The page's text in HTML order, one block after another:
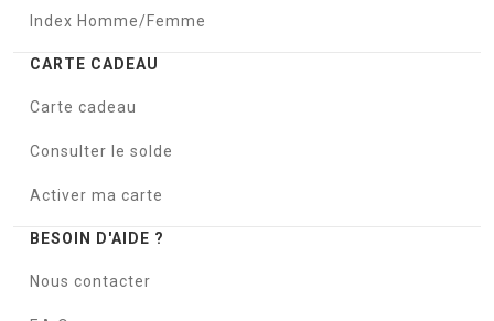
Index Homme/Femme
CARTE CADEAU
Carte cadeau
Consulter le solde
Activer ma carte
BESOIN D'AIDE ?
Nous contacter